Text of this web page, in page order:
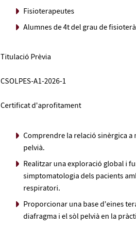
Fisioterapeutes
Alumnes de 4t del grau de
Titulació Prèvia
CSOLPES-A1-2026-1
Certificat d'aprofitament
Comprendre la relació sinèrgica
pelvià.
Realitzar una exploració global i
simptomatologia dels pacients
respiratori.
Proporcionar una base d'eines
diafragma i el sòl pelvià en la